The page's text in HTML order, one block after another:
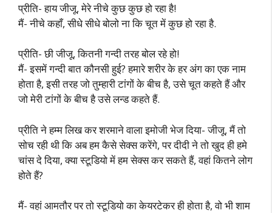
प्रीति- हाय जीजू, मेरे नीचे कुछ कुछ हो रहा है!
मैं- नीचे कहाँ, सीधे सीधे बोलो ना कि चूत में कुछ हो रहा है.
प्रीति- छी जीजू, कितनी गन्दी तरह बोल रहे हो!
मैं- इसमें गन्दी बात कौनसी हुई? हमारे शरीर के हर अंग का एक नाम
होता है, इसी तरह जो तुम्हारी टांगों के बीच है, उसे चूत कहते हैं और
जो मेरी टांगों के बीच है उसे लन्ड कहते हैं.
प्रीति ने हम्म लिख कर शरमाने वाला इमोजी भेज दिया- जीजू, मैं तो
सोच रही थी कि अब हम कैसे सेक्स करेंगे, पर दीदी ने तो खुद ही हमे
चांस दे दिया, क्या स्टूडियो में हम सेक्स कर सकते हैं, वहां कितने लोग
होते हैं?
मैं- वहां आमतौर पर तो स्टूडियो का केयरटेकर ही होता है, वो भी शाम